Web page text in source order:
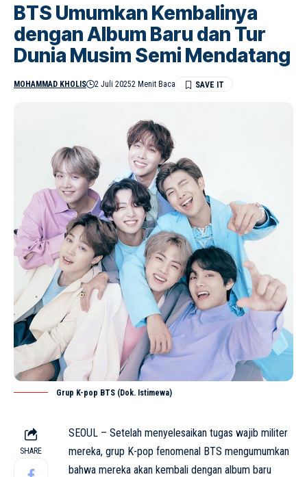
BTS Umumkan Kembalinya
dengan Album Baru dan Tur
Dunia Musim Semi Mendatang
MOHAMMAD KHOLIS 2 Juli 20252 Menit Baca
Grup K-pop BTS (Dok. Istimewa)
SHARE
SEOUL – Setelah menyelesaikan tugas wajib militer
mereka, grup K-pop fenomenal BTS mengumumkan
bahwa mereka akan kembali dengan album baru